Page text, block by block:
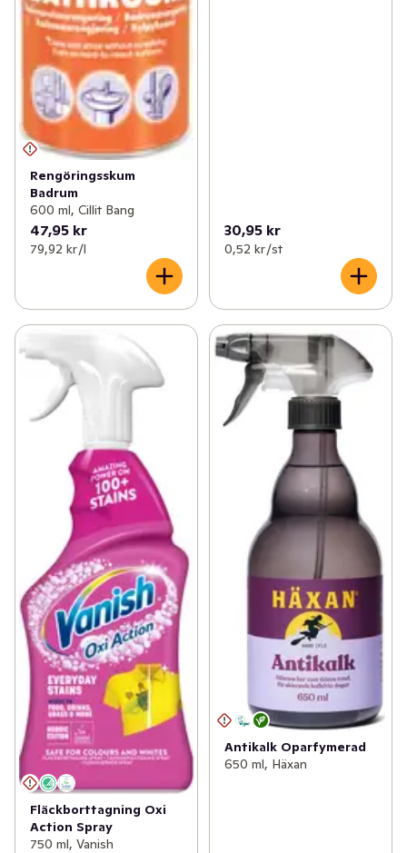
Rengöringsskum
Badrum
600 ml, Cillit Bang
47,95 kr
79,92 kr /l
30,95 kr
0,52 kr /st
Fläckborttagning Oxi
Action Spray
750 ml, Vanish
Antikalk Oparfymerad
650 ml, Häxan